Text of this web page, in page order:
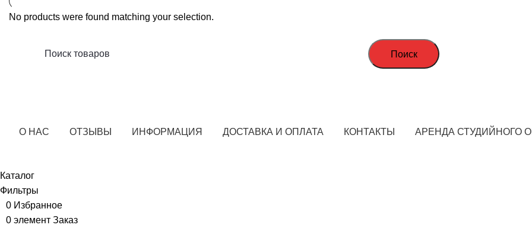
No products were found matching your selection.
Поиск
О НАС ОТЗЫВЫ ИНФОРМАЦИЯ ДОСТАВКА И ОПЛАТА КОНТАКТЫ АРЕНДА СТУДИЙНОГО
Каталог
Фильтры
0 Избранное
0 элемент Заказ